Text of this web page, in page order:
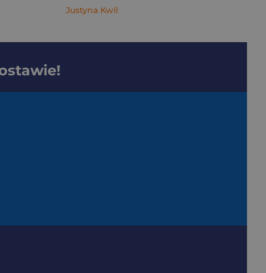
Justyna Kwil